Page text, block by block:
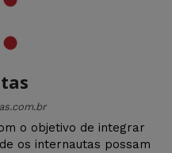
o objetivo de integrar
os internautas possam